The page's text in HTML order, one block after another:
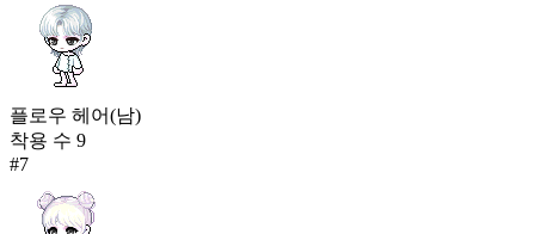
플로우 헤어(남)
착용 수 9
#7